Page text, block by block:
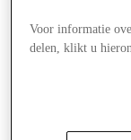
Meer
Voor informatie
delen, klikt u